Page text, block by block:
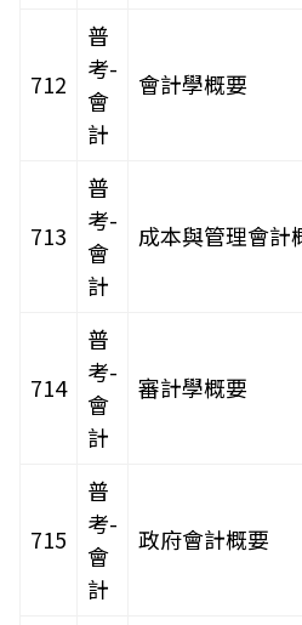
712
普
考-
會
計
會計學概要
713
普
考-
會
計
成本與管理會計
714
普
考-
會
計
審計學概要
715
普
考-
會
計
政府會計概要